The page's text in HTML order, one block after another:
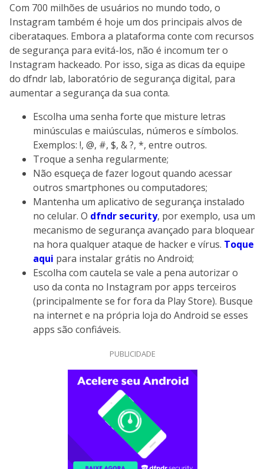
Com 700 milhões de usuários no mundo todo, o
Instagram também é hoje um dos principais alvos de
ciberataques. Embora a plataforma conte com recursos
de segurança para evitá-los, não é incomum ter o
Instagram hackeado. Por isso, siga as dicas da equipe
do dfndr lab, laboratório de segurança digital, para
aumentar a segurança da sua conta.
Escolha uma senha forte que misture letras
minúsculas e maiúsculas, números e símbolos.
Exemplos: !, @, #, $, & ?, *, entre outros.
Troque a senha regularmente;
Não esqueça de fazer logout quando acessar
outros smartphones ou computadores;
Mantenha um aplicativo de segurança instalado
no celular. O dfndr security, por exemplo, usa um
mecanismo de segurança avançado para bloquear
na hora qualquer ataque de hacker e vírus. Toque
aqui para instalar grátis no Android;
Escolha com cautela se vale a pena autorizar o
uso da conta no Instagram por apps terceiros
(principalmente se for fora da Play Store). Busque
na internet e na própria loja do Android se esses
apps são confiáveis.
PUBLICIDADE